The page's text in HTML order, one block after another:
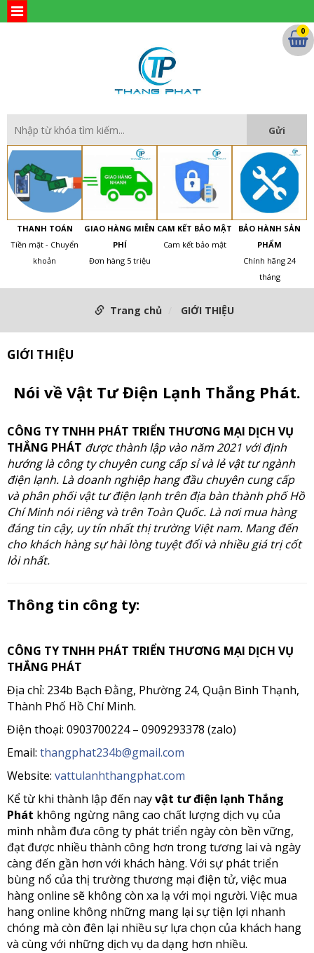
THANH TOÁN
Tiền mặt - Chuyển
khoản
GIAO HÀNG MIỄN
PHÍ
Đơn hàng 5 triệu
CAM KẾT BẢO MẬT
Cam kết bảo mật
BẢO HÀNH SẢN
PHẨM
Chính hãng 24
tháng
0
Trang chủ GIỚI THIỆU
GIỚI THIỆU
Nói về Vật Tư Điện Lạnh Thắng Phát.
CÔNG TY TNHH PHÁT TRIỂN THƯƠNG MẠI DỊCH VỤ
THẮNG PHÁT được thành lập vào năm 2021 với định
hướng là công ty chuyên cung cấp sỉ và lẻ vật tư ngành
điện lạnh. Là doanh nghiệp hang đầu chuyên cung cấp
và phân phối vật tư điện lạnh trên địa bàn thành phố Hồ
Chí Minh nói riêng và trên Toàn Quốc. Là nơi mua hàng
đáng tin cậy, uy tín nhất thị trường Việt nam. Mang đến
cho khách hàng sự hài lòng tuyệt đối và nhiều giá trị cốt
lỏi nhất.
Thông tin công ty:
CÔNG TY TNHH PHÁT TRIỂN THƯƠNG MẠI DỊCH VỤ
THẮNG PHÁT
Địa chỉ: 234b Bạch Đằng, Phường 24, Quận Bình Thạnh,
Thành Phố Hồ Chí Minh.
Điện thoại: 0903700224 – 0909293378 (zalo)
Email: thangphat234b@gmail.com
Website: vattulanhthangphat.com
Kể từ khi thành lập đến nayvật tư điện lạnh Thắng
Phát không ngừng nâng cao chất lượng dịch vụ của
mình nhằm đưa công ty phát triển ngày còn bền vững,
đạt được nhiều thành công hơn trong tương lai và ngày
càng đến gần hơn với khách hàng. Với sự phát triển
bùng nổ của thị trường thương mại điện tử, việc mua
hàng online sẽ không còn xa lạ với mọi người. Việc mua
hang online không những mang lại sự tiện lợi nhanh
chóng mà còn đên lại nhiều sự lựa chọn của khách hang
và cùng với những dịch vụ da dạng hơn nhiều.